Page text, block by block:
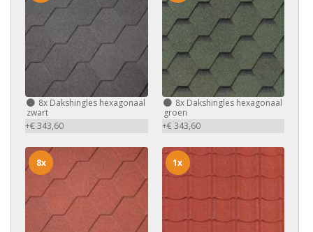
8x Dakshingles hexagonaal
zwart
+€ 343,60
8xDakshingles hexagonaal
groen
+€ 343,60
8x 1x